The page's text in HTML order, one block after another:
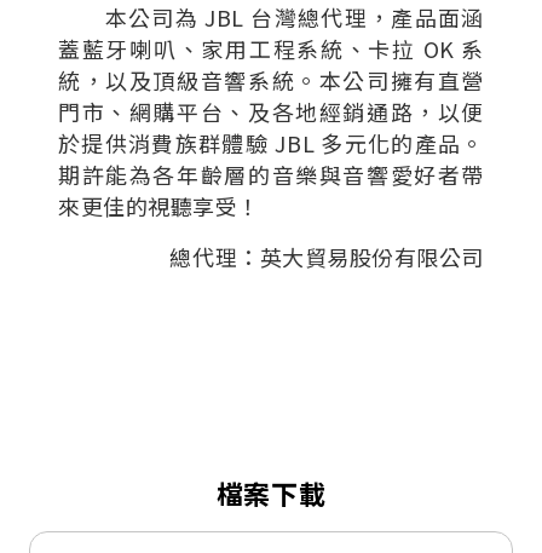
本公司為 JBL 台灣總代理，產品面涵
蓋藍牙喇叭、家用工程系統、卡拉 OK 系
統，以及頂級音響系統。本公司擁有直營
門市、網購平台、及各地經銷通路，以便
於提供消費族群體驗 JBL 多元化的產品。
期許能為各年齡層的音樂與音響愛好者帶
來更佳的視聽享受！
總代理：英大貿易股份有限公司
檔案下載